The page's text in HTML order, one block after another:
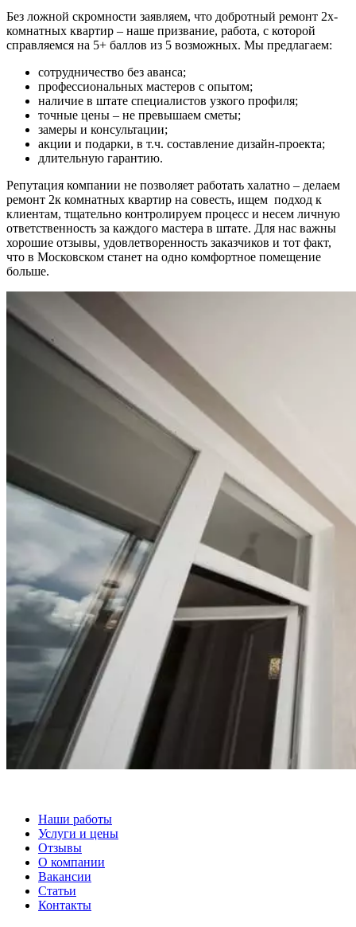
Без ложной скромности заявляем, что добротный ремонт 2х-
комнатных квартир – наше призвание, работа, с которой
справляемся на 5+ баллов из 5 возможных. Мы предлагаем:
сотрудничество без аванса;
профессиональных мастеров с опытом;
наличие в штате специалистов узкого профиля;
точные цены – не превышаем сметы;
замеры и консультации;
акции и подарки, в т.ч. составление дизайн-проекта;
длительную гарантию.
Репутация компании не позволяет работать халатно – делаем
ремонт 2к комнатных квартир на совесть, ищем подход к
клиентам, тщательно контролируем процесс и несем личную
ответственность за каждого мастера в штате. Для нас важны
хорошие отзывы, удовлетворенность заказчиков и тот факт,
что в Московском станет на одно комфортное помещение
больше.
Наши работы
Услуги и цены
Отзывы
О компании
Вакансии
Статьи
Контакты